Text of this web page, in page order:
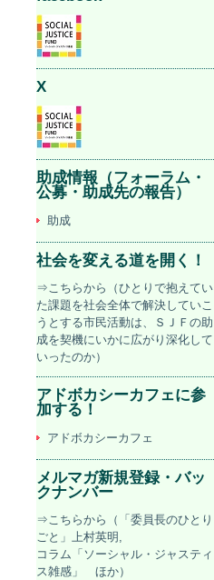
X
助成情報（フォーラム・
公募・助成先の報告）
助成
社会を変える道を開く！
⇒こちらから（ひとりで抱えてい
た課題を社会全体で解決していこ
うとする市民活動は、ＳＪＦの助
成を契機にいかに広がり深化して
いったのか）
アドボカシーカフェに参
加する！
アドボカシーカフェ
メルマガ新規登録・バッ
クナンバー
⇒こちらから（「委員長のひとり
ごと」上村英明,
コラム「ソーシャル・ジャスティ
ス雑感」 ほか）